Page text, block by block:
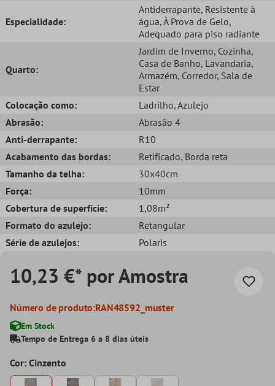
Especialidade:
Antiderrapante, Resistente à
água, À Prova de Gelo,
Adequado para piso radiante
Quarto:
Jardim de Inverno, Cozinha,
Casa de Banho, Lavandaria,
Armazém, Corredor, Sala de
Estar
Colocação como:
Ladrilho, Azulejo
Abrasão:
Abrasão 4
Anti-derrapante:
R10
Acabamento das bordas:
Retificado, Borda reta
Tamanho da telha:
30x40cm
Força:
10mm
Cobertura de superfície:
1,08m²
Formato do azulejo:
Retangular
Série de azulejos:
Polaris
10,23 €* por Amostra
Número de produto:RAN48592_muster
Em Stock
Tempo de Entrega 6 a 8 dias úteis
Cor: Cinzento